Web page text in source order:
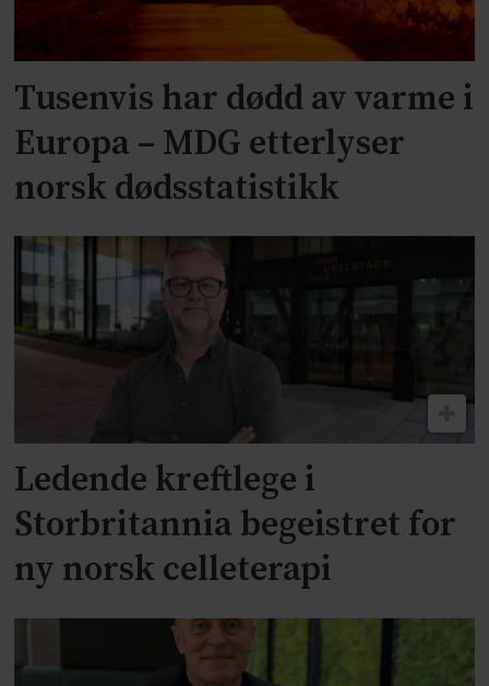
Tusenvis har dødd av varme i
Europa – MDG etterlyser
norsk dødsstatistikk
Ledende kreftlege i
Storbritannia begeistret for
ny norsk celleterapi